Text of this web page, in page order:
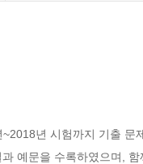
년 시험까지 기출 문
예문을 수록하였으며, 함